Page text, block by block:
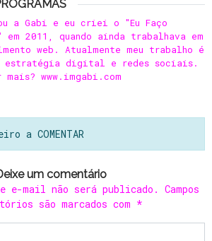
a Gabi e eu criei o "Eu Faço
em 2011, quando ainda trabalhava em
web. Atualmente meu trabalho é
estratégia digital e redes sociais.
mais? www.imgabi.com
a COMENTAR
um comentário
e-mail não será publicado. Campos
são marcados com *